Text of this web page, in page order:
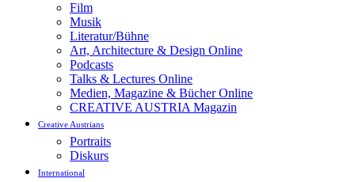
Film
Musik
Literatur/Bühne
Art, Architecture & Design Online
Podcasts
Talks & Lectures Online
Medien, Magazine & Bücher Online
CREATIVE AUSTRIA Magazin
Creative Austrians
Portraits
Diskurs
International